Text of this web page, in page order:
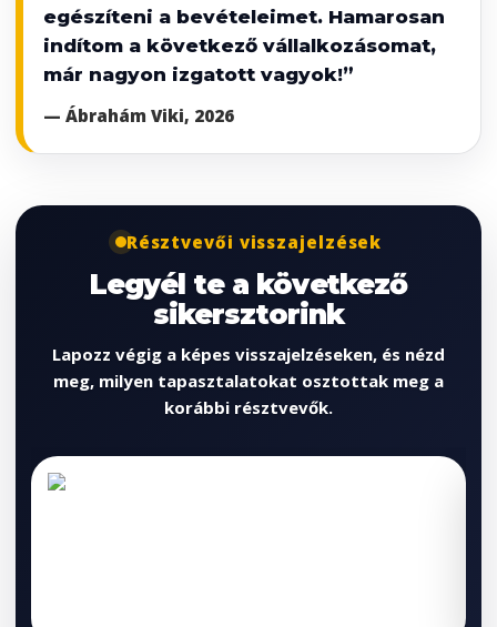
egészíteni a bevételeimet. Hamarosan
indítom a következő vállalkozásomat,
már nagyon izgatott vagyok!”
— Ábrahám Viki, 2026
Résztvevői visszajelzések
Legyél te a következő
sikersztorink
Lapozz végig a képes visszajelzéseken, és nézd
meg, milyen tapasztalatokat osztottak meg a
korábbi résztvevők.